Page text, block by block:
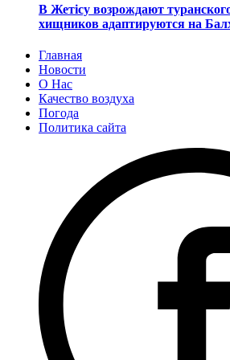
В Жетісу возрождают
хищников адаптируются на
Главная
Новости
О Нас
Качество воздуха
Погода
Политика сайта